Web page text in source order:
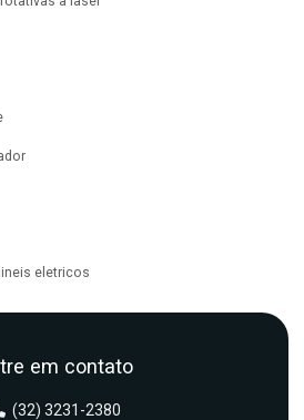
eletricos
em contato
(32) 3231-2380